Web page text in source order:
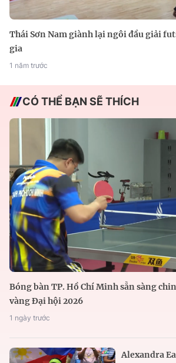
Thái Sơn Nam giành lại ngôi đầu giải
gia
1 năm trước
CÓ THỂ BẠN SẼ THÍCH
Bóng bàn TP. Hồ Chí Minh sẵn sàng
vàng Đại hội 2026
1 ngày trước
Alexandra